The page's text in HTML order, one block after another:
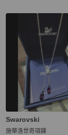
更多相似Swarovski
Swarovski
施華洛世奇項鍊